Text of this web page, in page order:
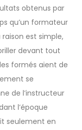
obtenus par
qu’un formateur
est simple,
devant tout
formés aient de
se
de l’instructeur
l’époque
seulement en